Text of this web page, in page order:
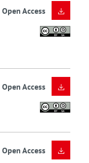
Open Access
Open Access
Open Access